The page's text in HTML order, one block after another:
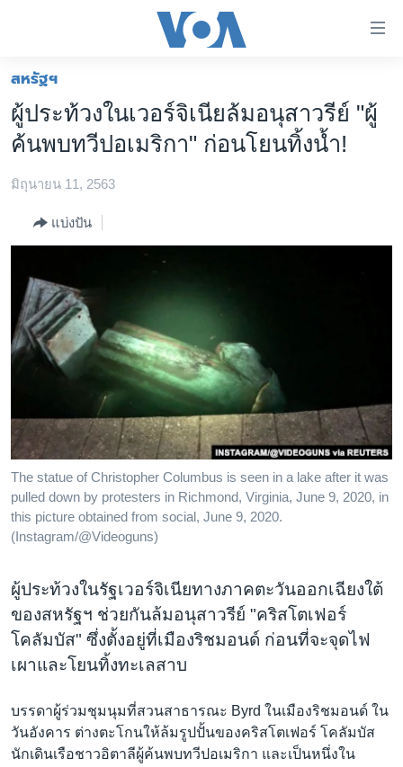
ต่อ
ข้าม
ไป
เนื้อหา
ข้าม
ข้าม
การ
โลก
เอเชีย
สหรัฐฯ
ไทย
วิทยาศาสตร์
สังคมและสุขภาพ
ไลฟ์สไตล์
เรียนรู้ภาษาอังกฤษ
พอดคาสต์
ติดตามเรา
เลือกภาษา
สหรัฐฯ
ผู้ประท้วงในเวอร์จิเนียล้มอนุสาวรีย์ "ผู้
ค้นพบทวีปอเมริกา" ก่อนโยนทิ้งน้ำ!
มิถุนายน 11, 2563
แบ่งปัน
The statue of Christopher Columbus is seen in a lake after it was
pulled down by protesters in Richmond, Virginia, June 9, 2020, in
this picture obtained from social, June 9, 2020.
(Instagram/@Videoguns)
ผู้ประท้วงในรัฐเวอร์จิเนียทางภาคตะวันออกเฉียงใต้
ของสหรัฐฯ ช่วยกันล้มอนุสาวรีย์ "คริสโตเฟอร์
โคลัมบัส" ซึ่งตั้งอยู่ที่เมืองริชมอนด์ ก่อนที่จะจุดไฟ
เผาและโยนทิ้งทะเลสาบ
บรรดาผู้ร่วมชุมนุมที่สวนสาธารณะ Byrd ในเมืองริชมอนด์ ใน
วันอังคาร ต่างตะโกนให้ล้มรูปปั้นของคริสโตเฟอร์ โคลัมบัส
นักเดินเรือชาวอิตาลีผู้ค้นพบทวีปอเมริกา และเป็นหนึ่งใน